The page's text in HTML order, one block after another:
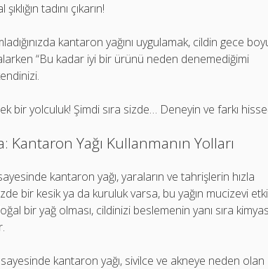
tadını çıkarın!
kantaron yağını uygulamak, cildin gece
“Bu kadar iyi bir ürünü neden denemediğimi
bir yolculuk! Şimdi sıra sizde… Deneyin ve farkı
Kantaron Yağı Kullanmanın Yolları
kantaron yağı, yaraların ve tahrişlerin hızla
bir kesik ya da kuruluk varsa, bu yağın mucizevi
bir yağ olması, cildinizi beslemenin yanı sıra
sayesinde kantaron yağı, sivilce ve akneye neden olan